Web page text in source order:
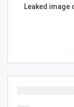
Leaked image